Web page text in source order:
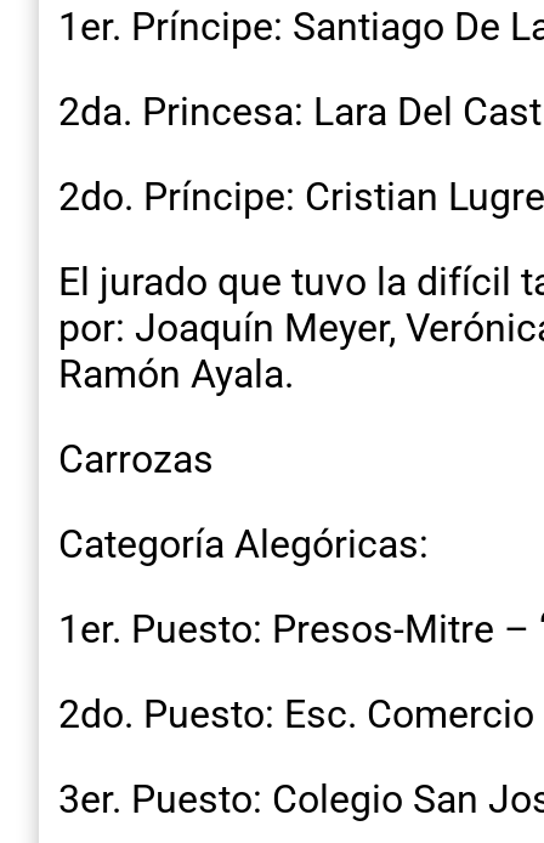
1er. Príncipe: Santiago De
2da. Princesa: Lara Del
2do. Príncipe: Cristian
El jurado que tuvo la difícil
por: Joaquín Meyer,
Ramón Ayala.
Carrozas
Categoría Alegóricas:
1er. Puesto: Presos-Mitre –
2do. Puesto: Esc. Comercio
3er. Puesto: Colegio San